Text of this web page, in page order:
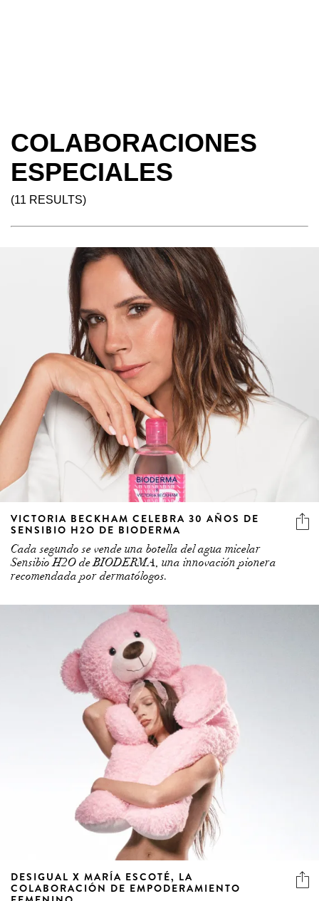
COLABORACIONES
ESPECIALES
(11 RESULTS)
VICTORIA BECKHAM CELEBRA 30 AÑOS DE
SENSIBIO H2O DE BIODERMA
Cada segundo se vende una botella del agua micelar
Sensibio H2O de BIODERMA, una innovación pionera
recomendada por dermatólogos.
DESIGUAL X MARÍA ESCOTÉ, LA
COLABORACIÓN DE EMPODERAMIENTO